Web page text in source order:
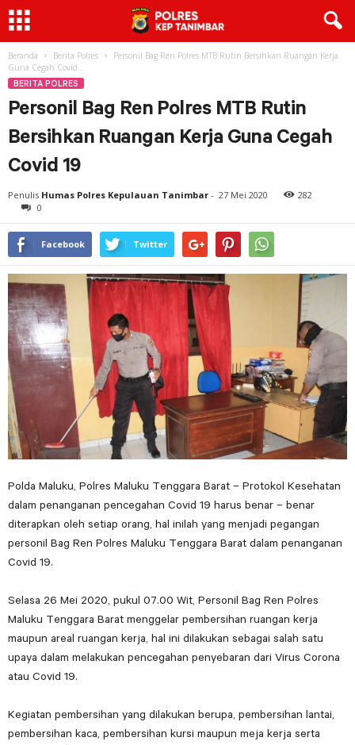
Beranda Berita Polres
Personil Bag Ren Polres MTB Rutin Bersihkan Ruangan Kerja
Guna Cegah Covid...
BERITA POLRES
Personil Bag Ren Polres MTB Rutin
Bersihkan Ruangan Kerja Guna Cegah
Covid 19
Penulis Humas Polres Kepulauan Tanimbar - 27 Mei 2020
282
0
Facebook Twitter
Polda Maluku, Polres Maluku Tenggara Barat – Protokol Kesehatan
dalam penanganan pencegahan Covid 19 harus benar – benar
diterapkan oleh setiap orang, hal inilah yang menjadi pegangan
personil Bag Ren Polres Maluku Tenggara Barat dalam penanganan
Covid 19.
Selasa 26 Mei 2020, pukul 07.00 Wit, Personil Bag Ren Polres
Maluku Tenggara Barat menggelar pembersihan ruangan kerja
maupun areal ruangan kerja, hal ini dilakukan sebagai salah satu
upaya dalam melakukan pencegahan penyebaran dari Virus Corona
atau Covid 19.
Kegiatan pembersihan yang dilakukan berupa, pembersihan lantai,
pembersihan kaca, pembersihan kursi maupun meja kerja serta